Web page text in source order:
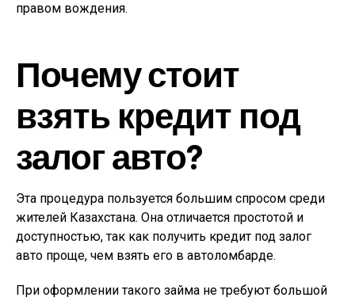
правом вождения.
Почему стоит
взять кредит под
залог авто?
Эта процедура пользуется большим спросом среди
жителей Казахстана. Она отличается простотой и
доступностью, так как получить кредит под залог
авто проще, чем взять его в автоломбарде.
При оформлении такого займа не требуют большой